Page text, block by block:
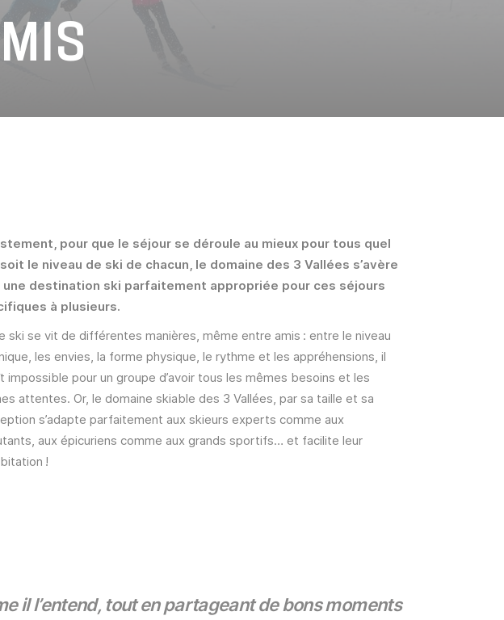
pour que le séjour se déroule au mieux pour tous quel
le niveau de ski de chacun, le domaine des 3 Vallées s’avère
destination ski parfaitement appropriée pour ces séjours
à plusieurs.
ski se vit de différentes manières, même entre amis : entre le niveau
les envies, la forme physique, le rythme et les appréhensions, il
impossible pour un groupe d’avoir tous les mêmes besoins et les
attentes. Or, le domaine skiable des 3 Vallées, par sa taille et sa
s’adapte parfaitement aux skieurs experts comme aux
aux épicuriens comme aux grands sportifs… et facilite leur
!
il l’entend, tout en partageant de bons moments